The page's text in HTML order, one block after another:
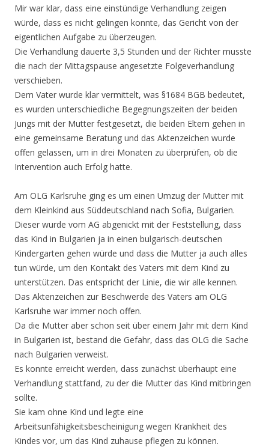
Mir war klar, dass eine einstündige Verhandlung zeigen
würde, dass es nicht gelingen konnte, das Gericht von der
eigentlichen Aufgabe zu überzeugen.
Die Verhandlung dauerte 3,5 Stunden und der Richter musste
die nach der Mittagspause angesetzte Folgeverhandlung
verschieben.
Dem Vater wurde klar vermittelt, was §1684 BGB bedeutet,
es wurden unterschiedliche Begegnungszeiten der beiden
Jungs mit der Mutter festgesetzt, die beiden Eltern gehen in
eine gemeinsame Beratung und das Aktenzeichen wurde
offen gelassen, um in drei Monaten zu überprüfen, ob die
Intervention auch Erfolg hatte.
Am OLG Karlsruhe ging es um einen Umzug der Mutter mit
dem Kleinkind aus Süddeutschland nach Sofia, Bulgarien.
Dieser wurde vom AG abgenickt mit der Feststellung, dass
das Kind in Bulgarien ja in einen bulgarisch-deutschen
Kindergarten gehen würde und dass die Mutter ja auch alles
tun würde, um den Kontakt des Vaters mit dem Kind zu
unterstützen. Das entspricht der Linie, die wir alle kennen.
Das Aktenzeichen zur Beschwerde des Vaters am OLG
Karlsruhe war immer noch offen.
Da die Mutter aber schon seit über einem Jahr mit dem Kind
in Bulgarien ist, bestand die Gefahr, dass das OLG die Sache
nach Bulgarien verweist.
Es konnte erreicht werden, dass zunächst überhaupt eine
Verhandlung stattfand, zu der die Mutter das Kind mitbringen
sollte.
Sie kam ohne Kind und legte eine
Arbeitsunfähigkeitsbescheinigung wegen Krankheit des
Kindes vor, um das Kind zuhause pflegen zu können.